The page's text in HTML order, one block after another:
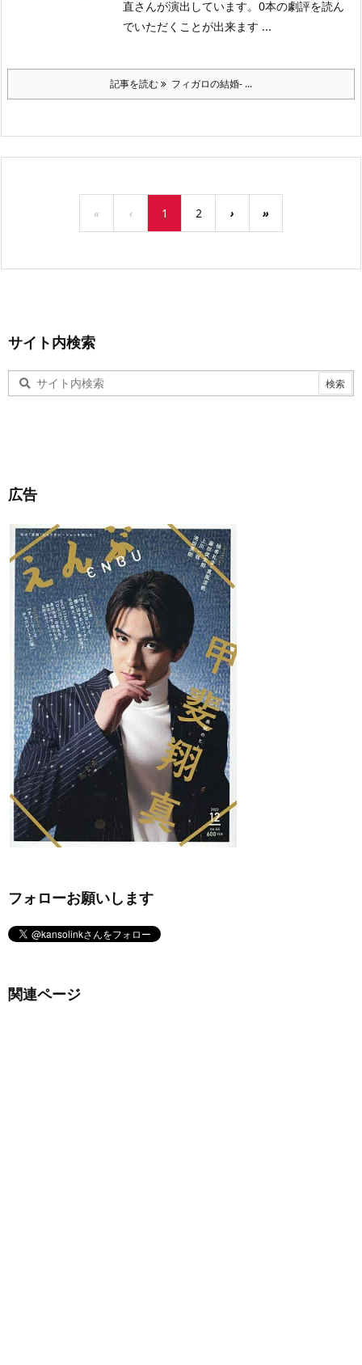
直さんが演出しています。0本の劇評を読ん
でいただくことが出来ます ...
記事を読む フィガロの結婚- ...
« ‹ 1 2 › »
サイト内検索
広告
フォローお願いします
関連ページ